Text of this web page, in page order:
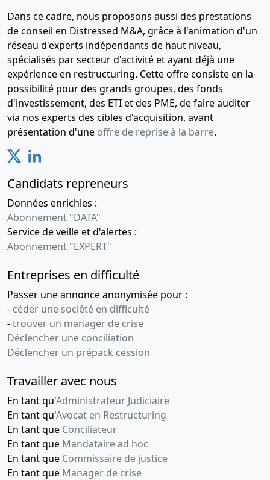
Dans ce cadre, nous proposons aussi des prestations
de conseil en Distressed M&A, grâce à l'animation d'un
réseau d'experts indépendants de haut niveau,
spécialisés par secteur d'activité et ayant déjà une
expérience en restructuring. Cette offre consiste en la
possibilité pour des grands groupes, des fonds
d'investissement, des ETI et des PME, de faire auditer
via nos experts des cibles d'acquisition, avant
présentation d'une offre de reprise à la barre.
Candidats repreneurs
Données enrichies :
Abonnement "DATA"
Service de veille et d'alertes :
Abonnement "EXPERT"
Entreprises en difficulté
Passer une annonce anonymisée pour :
- céder une société en difficulté
-trouver un manager de crise
Déclencher une conciliation
Déclencher un prépack cession
Travailler avec nous
En tant qu'Administrateur Judiciaire
En tant qu'Avocat en Restructuring
En tant que Conciliateur
En tant que Mandataire ad hoc
En tant que Commissaire de justice
En tant que Manager de crise